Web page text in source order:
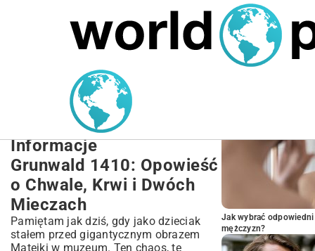
MARIUSZ ŁAMAGA 27.09.2025
Bitwa pod Grunwaldem:
Streszczenie, Przyczyny i
Skutki – Najważniejsze
Informacje
Grunwald 1410: Opowieść
o Chwale, Krwi i Dwóch
Mieczach
Pamiętam jak dziś, gdy jako dzieciak
stałem przed gigantycznym obrazem
Matejki w muzeum. Ten chaos, te
Jak wybrać
mężczyzn?